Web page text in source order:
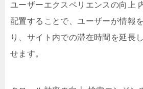
ユーザーエクスペリエンスの向上
配置することで、ユーザーが情報
り、サイト内での滞在時間を延長
せます。